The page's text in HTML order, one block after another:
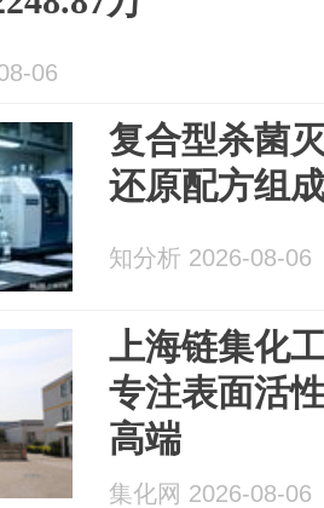
06
复合型杀菌
还原配方组
知分析 2026-08-06
上海链集化
专注表面活
高端
集化网 2026-08-06